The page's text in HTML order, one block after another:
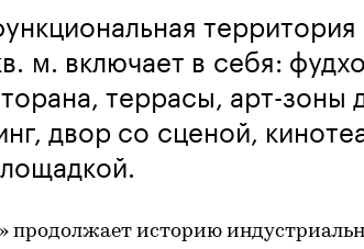
м. включает в себя:
террасы, арт-зоны
двор со сценой,
продолжает историю